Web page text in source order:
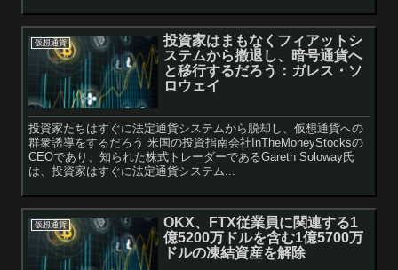
仮想通貨
投資家はまもなくフィアットシ
ステムから撤退し、暗号通貨へ
と移行するだろう：ガレス・ソ
ロウェイ
投資家たちはすぐに法定通貨システムから脱却し、仮想通貨への
群衆誘導をするだろう 米国の投資指南会社InTheMoneyStocksの
CEOであり、知られた株式トレーダーであるGareth Soloway氏
は、投資家はすぐに法定通貨システム...
仮想通貨
OKX、FTX従業員に関連する1
億5200万ドルを含む1億5700万
ドルの凍結資産を解除